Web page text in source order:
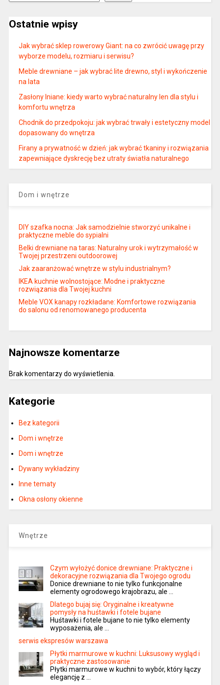
Ostatnie wpisy
Jak wybrać sklep rowerowy Giant: na co zwrócić uwagę przy
wyborze modelu, rozmiaru i serwisu?
Meble drewniane – jak wybrać lite drewno, styl i wykończenie
na lata
Zasłony lniane: kiedy warto wybrać naturalny len dla stylu i
komfortu wnętrza
Chodnik do przedpokoju: jak wybrać trwały i estetyczny model
dopasowany do wnętrza
Firany a prywatność w dzień: jak wybrać tkaniny i rozwiązania
zapewniające dyskrecję bez utraty światła naturalnego
Dom i wnętrze
DIY szafka nocna: Jak samodzielnie stworzyć unikalne i
praktyczne meble do sypialni
Belki drewniane na taras: Naturalny urok i wytrzymałość w
Twojej przestrzeni outdoorowej
Jak zaaranżować wnętrze w stylu industrialnym?
IKEA kuchnie wolnostojące: Modne i praktyczne
rozwiązania dla Twojej kuchni
Meble VOX kanapy rozkładane: Komfortowe rozwiązania
do salonu od renomowanego producenta
Najnowsze komentarze
Brak komentarzy do wyświetlenia.
Kategorie
Bez kategorii
Dom i wnętrze
Dom i wnętrze
Dywany wykładziny
Inne tematy
Okna osłony okienne
Wnętrze
Czym wyłożyć donice drewniane: Praktyczne i
dekoracyjne rozwiązania dla Twojego ogrodu
Donice drewniane to nie tylko funkcjonalne
elementy ogrodowego krajobrazu, ale …
Dlatego bujaj się: Oryginalne i kreatywne
pomysły na huśtawki i fotele bujane
Huśtawki i fotele bujane to nie tylko elementy
wyposażenia, ale …
serwis ekspresów warszawa
Płytki marmurowe w kuchni: Luksusowy wygląd i
praktyczne zastosowanie
Płytki marmurowe w kuchni to wybór, który łączy
elegancję z …